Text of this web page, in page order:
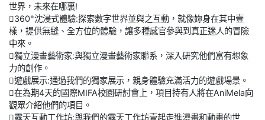
世界，未來在哪裏!
360°沈浸式體驗:探索數字世界並與之互動，就像妳身在其中壹
樣，提供無縫、全方位的體驗，讓多種感官參與到真正迷人的冒險
中來。
獨立漫畫藝術家:與獨立漫畫藝術家聯系，深入研究他們富有想象
力的創作。
遊戲展示:通過我們的獨家展示，親身體驗充滿活力的遊戲場景。
在為期4天的國際MIFA校園研討會上，項目持有人將在AniMela向
觀眾介紹他們的項目。
露天互動工作坊:與我們的露天工作坊壹起走進漫畫和動畫的世